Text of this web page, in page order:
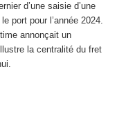
d’une saisie d’une
port pour l’année 2024.
annonçait un
la centralité du fret